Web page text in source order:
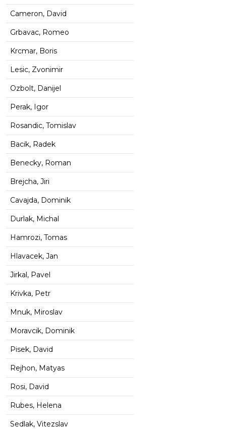
Cameron, David
Grbavac, Romeo
Krcmar, Boris
Lesic, Zvonimir
Ozbolt, Danijel
Perak, Igor
Rosandic, Tomislav
Bacik, Radek
Benecky, Roman
Brejcha, Jiri
Cavajda, Dominik
Durlak, Michal
Hamrozi, Tomas
Hlavacek, Jan
Jirkal, Pavel
Krivka, Petr
Mnuk, Miroslav
Moravcik, Dominik
Pisek, David
Rejhon, Matyas
Rosi, David
Rubes, Helena
Sedlak, Vitezslav